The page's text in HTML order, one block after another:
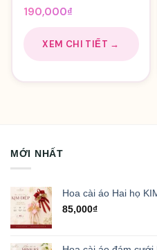
190,000₫
XEM CHI TIẾT →
MỚI NHẤT
Hoa cài áo Hai họ
85,000₫